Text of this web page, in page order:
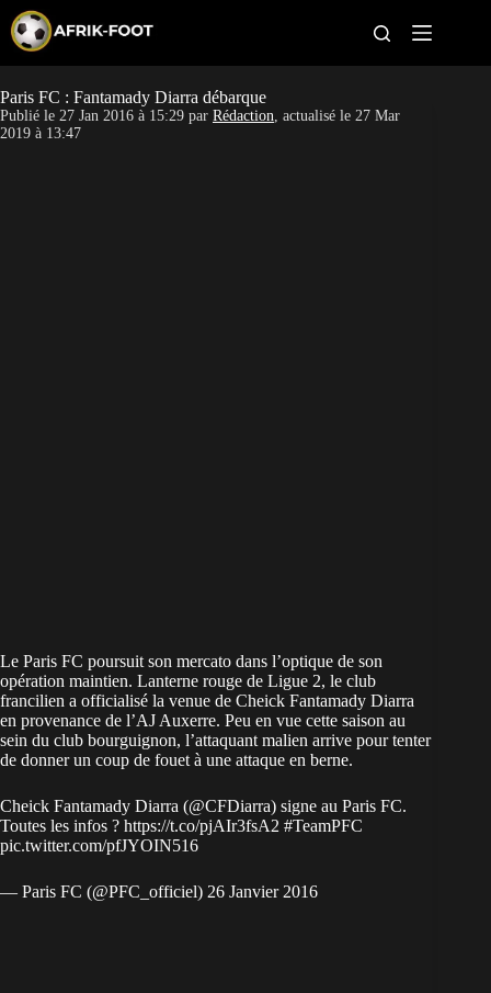
p
t
o
c
CAN féminine
Paris FC : Fantamady Diarra débarque
Publié le 27 Jan 2016 à 15:29 par Rédaction, actualisé le 27 Mar
2019 à 13:47
Le Paris FC poursuit son mercato dans l’optique de son
opération maintien. Lanterne rouge de Ligue 2, le club
francilien a officialisé la venue de Cheick Fantamady Diarra
en provenance de l’AJ Auxerre. Peu en vue cette saison au
sein du club bourguignon, l’attaquant malien arrive pour tenter
de donner un coup de fouet à une attaque en berne.
Cheick Fantamady Diarra (@CFDiarra) signe au Paris FC.
Toutes les infos ? https://t.co/pjAIr3fsA2 #TeamPFC
pic.twitter.com/pfJYOIN516
— Paris FC (@PFC_officiel) 26 Janvier 2016